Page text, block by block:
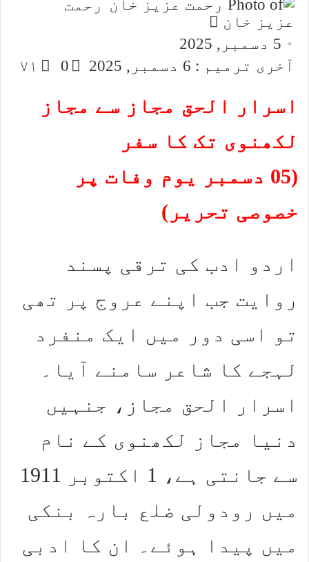
رحمت
عزیز خان
an
email
5 دسمبر, 2025
آخری ترمیم : 6 دسمبر, 2025
0 ۷۱
اسرار الحق مجاز سے مجاز
لکھنوی تک کا سفر
(05 دسمبر یوم وفات پر
خصوصی تحریر)
اردو ادب کی ترقی پسند
روایت جب اپنے عروج پر تھی
تو اسی دور میں ایک منفرد
لہجے کا شاعر سامنے آیا۔
اسرار الحق مجاز، جنہیں
دنیا مجاز لکھنوی کے نام
سے جانتی ہے، 1 اکتوبر 1911
میں رودولی ضلع بارہ بنکی
میں پیدا ہوئے۔ ان کا ادبی